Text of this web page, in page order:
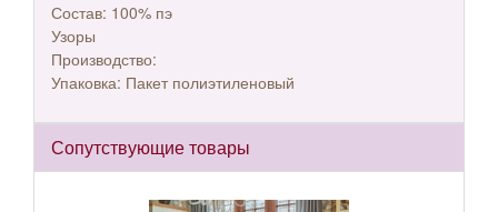
Состав: 100% пэ
Узоры
Производство:
Упаковка: Пакет полиэтиленовый
Сопутствующие товары